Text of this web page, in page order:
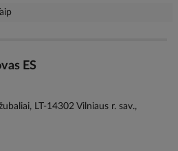
Taip
ES
LT-14302 Vilniaus r. sav.,